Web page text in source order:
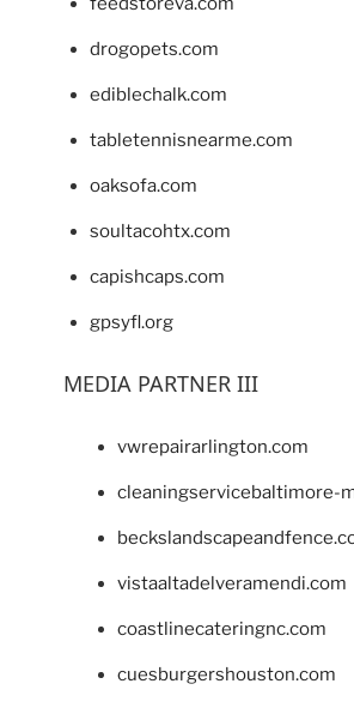
drogopets.com
ediblechalk.com
tabletennisnearme.com
oaksofa.com
soultacohtx.com
capishcaps.com
gpsyfl.org
MEDIA PARTNER III
vwrepairarlington.com
cleaningservicebaltimore-
vistaaltadelveramendi.com
coastlinecateringnc.com
cuesburgershouston.com